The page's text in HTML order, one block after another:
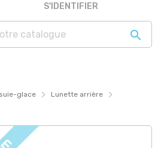

S'IDENTIFIER
glace
Lunette arrière